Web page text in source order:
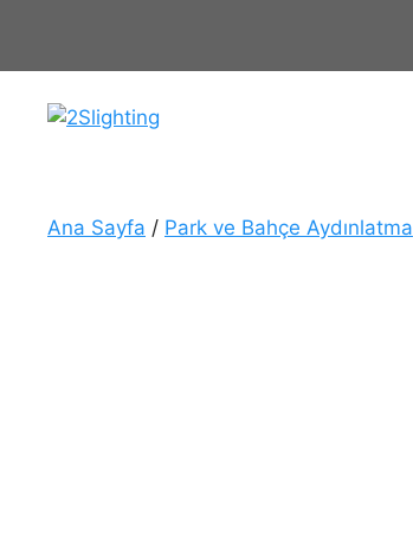
Ana Sayfa / Park ve Bahçe Aydınlatma